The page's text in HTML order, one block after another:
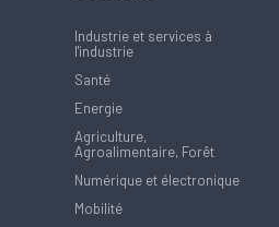
Industrie et services à
l'industrie
Santé
Energie
Agriculture,
Agroalimentaire, Forêt
Numérique et électronique
Mobilité